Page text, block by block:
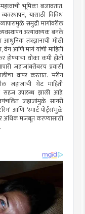
भूमिका बजावतात.
यासाठी विविध
समुद्री मार्गांवरील
अत्यावश्यक बनले
तंत्रज्ञानाची मोठी
आणि मार्ग यांची माहिती
धोका कमी होतो
जहाजांबरोबरच प्रवासी
वापर करतात. ‘मरीन
जहाजांची थेट माहिती
सहज उपलब्ध झाली आहे.
जहाजांमुळे सागरी
आणि ‘स्मार्ट पोर्ट्स’मुळे
अधिक मजबूत करण्यासाठी